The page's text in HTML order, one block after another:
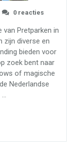
0 reacties
van Pretparken in
zijn diverse en
bieden voor
zoek bent naar
of magische
Nederlandse
…